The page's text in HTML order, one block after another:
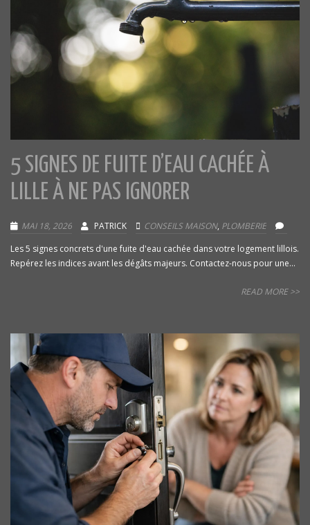
5 SIGNES DE FUITE D’EAU CACHÉE À
LILLE À NE PAS IGNORER
MAI 18, 2026 PATRICK CONSEILS MAISON, PLOMBERIE
Les 5 signes concrets d'une fuite d'eau cachée dans votre logement lillois.
Repérez les indices avant les dégâts majeurs. Contactez-nous pour une...
READ MORE >>